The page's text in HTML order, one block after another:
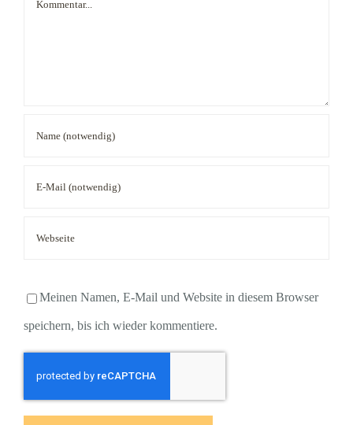
Meinen Namen, E-Mail und Website in diesem Browser
speichern, bis ich wieder kommentiere.